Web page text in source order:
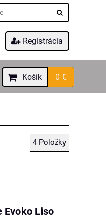
Registrácia
Košík 0 €
4 Položky
Evoko Liso